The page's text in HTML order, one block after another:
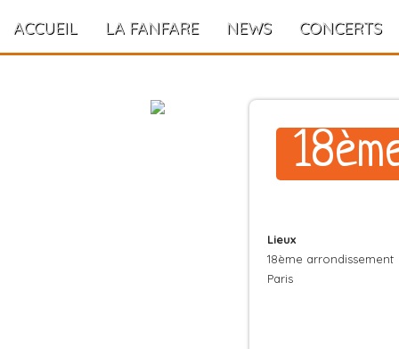
ACCUEIL LA FANFARE NEWS CONCERTS
Lieux
18ème arrondissement
Paris